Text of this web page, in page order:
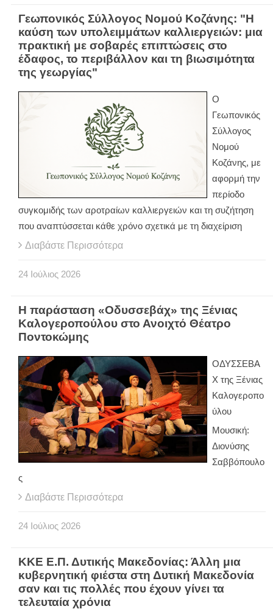
Γεωπονικός Σύλλογος Νομού Κοζάνης: "Η
καύση των υπολειμμάτων καλλιεργειών: μια
πρακτική με σοβαρές επιπτώσεις στο
έδαφος, το περιβάλλον και τη βιωσιμότητα
της γεωργίας"
Ο
Γεωπονικός
Σύλλογος
Νομού
Κοζάνης, με
αφορμή την
περίοδο
συγκομιδής των αροτραίων καλλιεργειών και τη συζήτηση
που αναπτύσσεται κάθε χρόνο σχετικά με τη διαχείριση
Διαβάστε Περισσότερα
24 Ιούλιος 2026
Η παράσταση «Οδυσσεβάχ» της Ξένιας
Καλογεροπούλου στο Ανοιχτό Θέατρο
Ποντοκώμης
ΟΔΥΣΣΕΒΑ
Χ της Ξένιας
Καλογεροπο
ύλου
Μουσική:
Διονύσης
Σαββόπουλο
ς
Διαβάστε Περισσότερα
24 Ιούλιος 2026
ΚΚΕ Ε.Π. Δυτικής Μακεδονίας: Άλλη μια
κυβερνητική φιέστα στη Δυτική Μακεδονία
σαν και τις πολλές που έχουν γίνει τα
τελευταία χρόνια